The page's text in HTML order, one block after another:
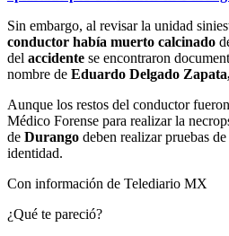
Sin embargo, al revisar la unidad
conductor había muerto calcinado
del accidente se encontraron
nombre de Eduardo Delgado
Aunque los restos del conductor
Médico Forense para realizar la
de Durango deben realizar pruebas
identidad.
Con información de Telediario MX
¿Qué te pareció?